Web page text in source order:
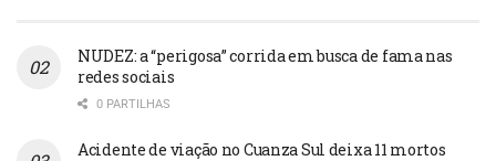
NUDEZ: a “perigosa” corrida em busca de fama nas
redes sociais
0 PARTILHAS
Acidente de viação no Cuanza Sul deixa 11 mortos